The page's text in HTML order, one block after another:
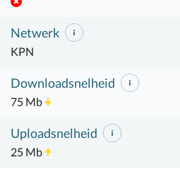
Netwerk
KPN
Downloadsnelheid
75 Mb
Uploadsnelheid
25 Mb